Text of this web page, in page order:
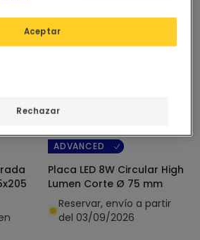
5,95 €
ADVANCED
Placa LED 8W Circular High
Lumen Corte Ø 75 mm
Reservar, envío a partir
del 03/09/2026
Rechazar
Aceptar